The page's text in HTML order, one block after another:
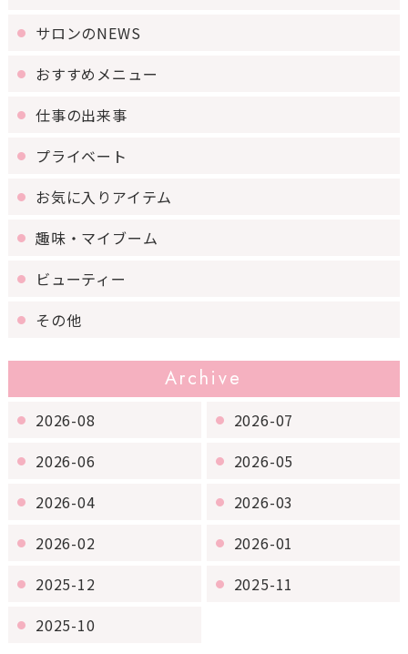
サロンのNEWS
おすすめメニュー
仕事の出来事
プライベート
お気に入りアイテム
趣味・マイブーム
ビューティー
その他
Archive
2026-08
2026-07
2026-06
2026-05
2026-04
2026-03
2026-02
2026-01
2025-12
2025-11
2025-10